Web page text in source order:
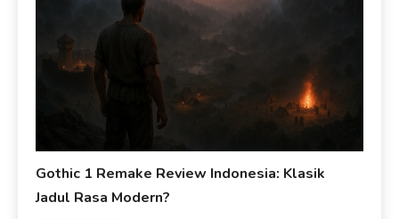
Gothic 1 Remake Review Indonesia: Klasik
Jadul Rasa Modern?